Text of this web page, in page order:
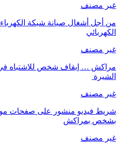
غير مصنف
من أجل أشغال صيانة شبكة الكهرباء
الكهربائي
غير مصنف
مراكش … إيقاف شخص للاشتباه في
الشيرة
غير مصنف
شريط فيديو منشور على صفحات
بشخص بمراكش
غير مصنف